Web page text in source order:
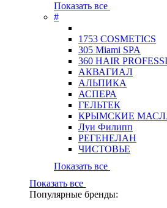
Показать все
#
1753 COSMETICS
305 Miami SPA
360 HAIR
АКВАГИАЛ
АЛЬПИКА
АСПЕРА
ГЕЛЬТЕК
КРЫМСКИЕ
Луи Филипп
РЕГЕНЕЛАН
ЧИСТОВЬЕ
Показать все
Показать все
Популярные бренды: